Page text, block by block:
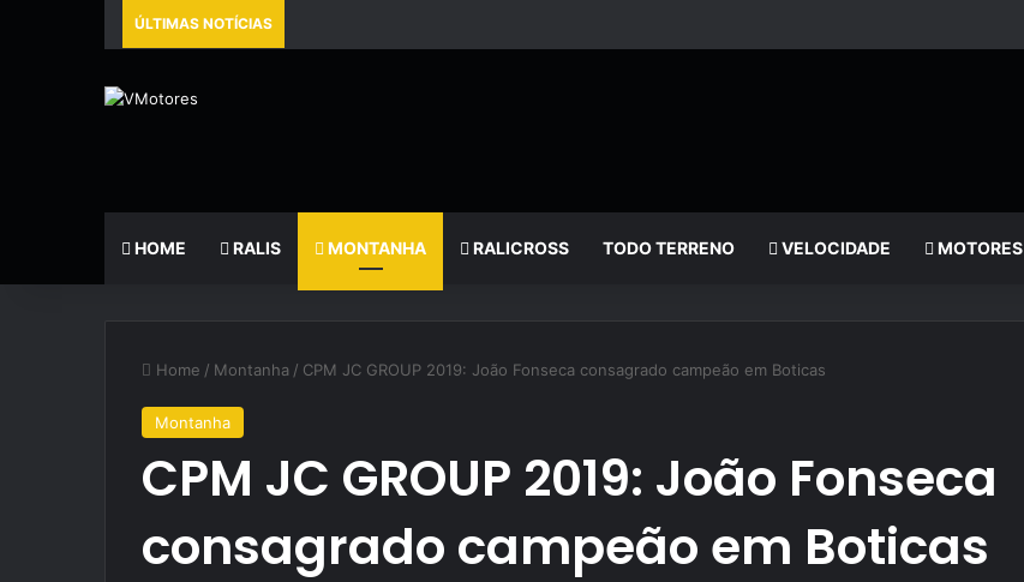
ÚLTIMAS NOTÍCIAS
HOME RALIS MONTANHA RALICROSS TODO TERRENO VELOCIDADE MOTORES
Home / Montanha / CPM JC GROUP 2019: João Fonseca consagrado campeão em Boticas
Montanha
CPM JC GROUP 2019: João Fonseca
consagrado campeão em Boticas